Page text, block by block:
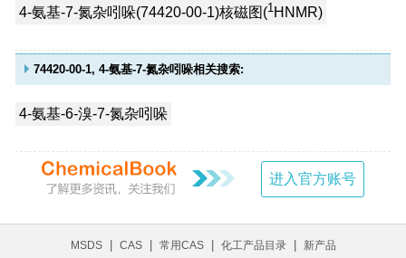
4-氨基-7-氮杂吲哚(74420-00-1)核磁图(1HNMR)
74420-00-1, 4-氨基-7-氮杂吲哚相关搜索:
4-氨基-6-溴-7-氮杂吲哚
进入官方账号
MSDS CAS 常用CAS 化工产品目录 新产品